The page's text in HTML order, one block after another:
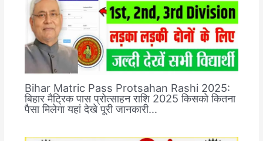
Bihar Matric Pass Protsahan Rashi 2025:
बिहार मैट्रिक पास प्रोत्साहन राशि 2025 किसको कितना
पैसा मिलेगा यहां देखे पूरी जानकारी…